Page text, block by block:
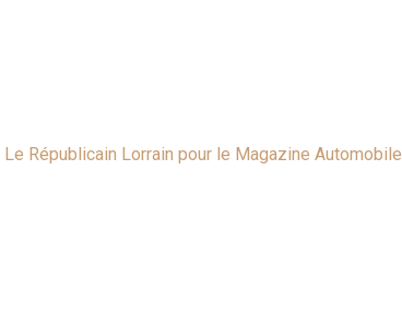
Le Républicain Lorrain pour le Magazine Automobile